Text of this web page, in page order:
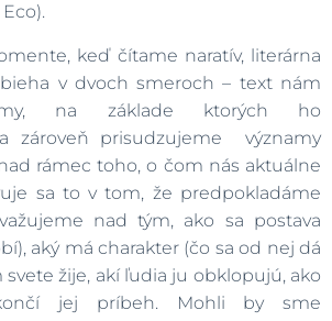
čítame naratív, literárna
v dvoch smeroch – text nám
na základe ktorých ho
zároveň prisudzujeme významy
rámec toho, o čom nás aktuálne
sa to v tom, že predpokladáme
nad tým, ako sa postava
aký má charakter (čo sa od nej dá
svete žije, akí ľudia ju obklopujú, ako
jej príbeh. Mohli by sme